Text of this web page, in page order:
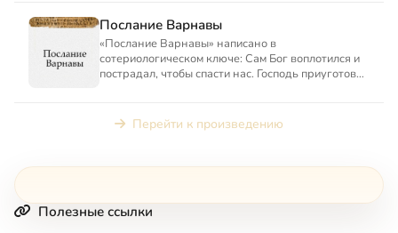
Послание Варнавы
«Послание Варнавы» написано в
сотериологическом ключе: Сам Бог воплотился и
пострадал, чтобы спасти нас. Господь приуготовил
Перейти к произведению
Полезные ссылки